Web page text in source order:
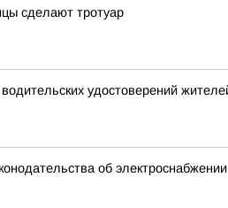
сделают тротуар
удостоверений
об электроснабжении